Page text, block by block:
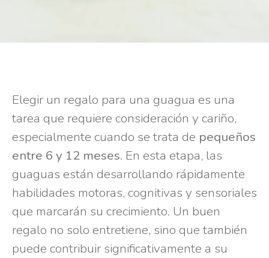
Elegir un regalo para una guagua es una
tarea que requiere consideración y cariño,
especialmente cuando se trata de pequeños
entre 6 y 12 meses. En esta etapa, las
guaguas están desarrollando rápidamente
habilidades motoras, cognitivas y sensoriales
que marcarán su crecimiento. Un buen
regalo no solo entretiene, sino que también
puede contribuir significativamente a su